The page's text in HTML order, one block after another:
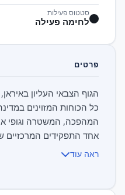
סטטוס פעילות
לחימה פעילה
פרטים
הגוף הצבאי העליון
כל הכוחות המזוינים
אחד התפקידים המרכזיים
ראה עוד